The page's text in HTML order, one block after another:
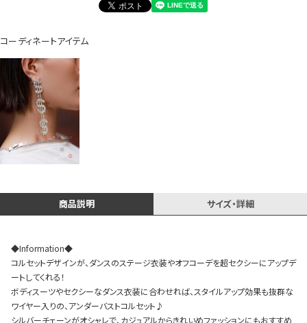
DANCE MOVIE
Instagram LIVE items
スタッフコーディネート
コーディネートアイテム
商品説明 サイズ・詳細
◆Information◆
コルセットデザインが、ダンスのステージ衣装やオフコーデを超セクシーにアップデ
ートしてくれる！
ボディスーツやセクシーなダンス衣装に合わせれば、スタイルアップ効果も抜群な
ワイヤー入りの、アンダーバストコルセット♪
シルバーチェーンがオシャレで、カジュアルからきれいめファッションにもおすすめ